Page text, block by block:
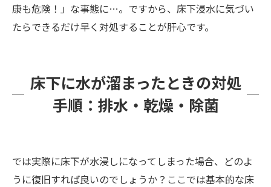
康も危険！」な事態に…​。ですから、床下浸水に気づい
たらできるだけ早く対処することが肝心です。
床下に水が溜まったときの対処
手順：排水・乾燥・除菌
では実際に床下が水浸しになってしまった場合、どのよ
うに復旧すれば良いのでしょうか？ここでは基本的な床